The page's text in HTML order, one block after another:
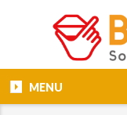
MENU